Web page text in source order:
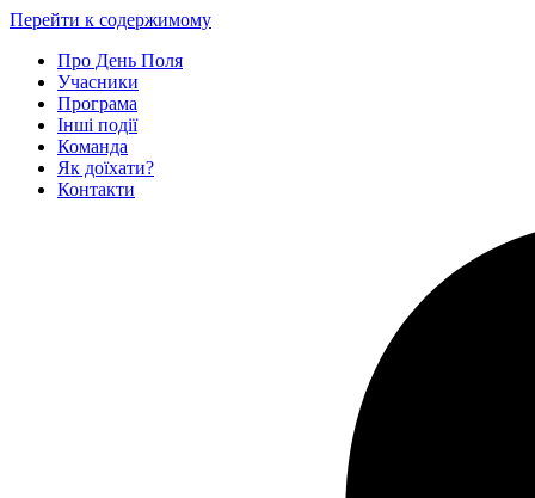
Перейти к содержимому
Про День Поля
Учасники
Програма
Інші події
Команда
Як доїхати?
Контакти